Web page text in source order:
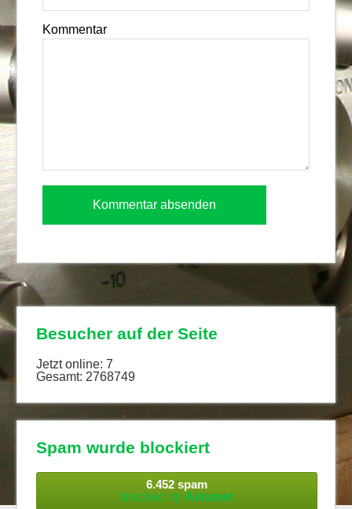
Kommentar
Besucher auf der Seite
Jetzt online: 7
Gesamt: 2768749
Spam wurde blockiert
6.452 spam
blocked by Akismet